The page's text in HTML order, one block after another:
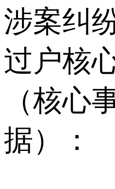
涉案纠
过户核
（核心
据）：